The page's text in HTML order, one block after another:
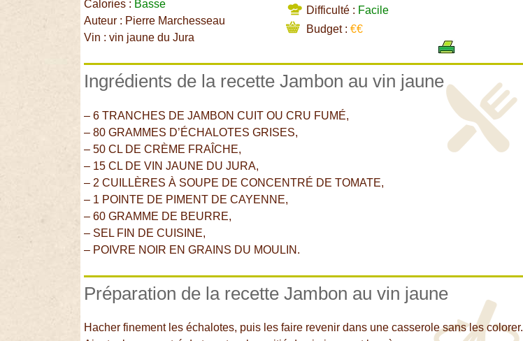
Calories : Basse
Auteur : Pierre Marchesseau
Vin : vin jaune du Jura
Difficulté : Facile
Budget :€€
Ingrédients de la recette Jambon au vin jaune
– 6 TRANCHES DE JAMBON CUIT OU CRU FUMÉ,
– 80 GRAMMES D’ÉCHALOTES GRISES,
– 50 CL DE CRÈME FRAÎCHE,
– 15 CL DE VIN JAUNE DU JURA,
– 2 CUILLÈRES À SOUPE DE CONCENTRÉ DE TOMATE,
– 1 POINTE DE PIMENT DE CAYENNE,
– 60 GRAMME DE BEURRE,
– SEL FIN DE CUISINE,
– POIVRE NOIR EN GRAINS DU MOULIN.
Préparation de la recette Jambon au vin jaune
Hacher finement les échalotes, puis les faire revenir dans une casserole sans les colorer.